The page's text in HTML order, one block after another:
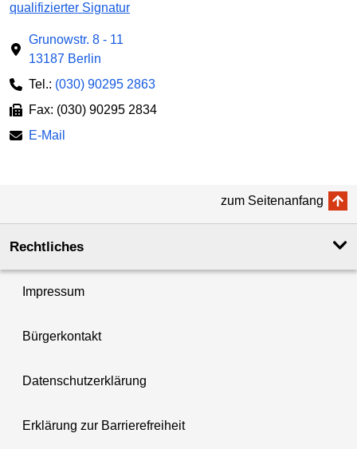
qualifizierter Signatur
Grunowstr. 8 - 11
13187 Berlin
Tel.: (030) 90295 2863
Fax: (030) 90295 2834
E-Mail
zum Seitenanfang
Rechtliches
Impressum
Bürgerkontakt
Datenschutzerklärung
Erklärung zur Barrierefreiheit